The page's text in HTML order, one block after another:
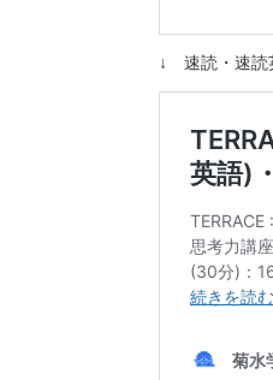
↓ 速読・速読